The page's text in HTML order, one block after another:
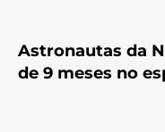
Astronautas da
de 9 meses no